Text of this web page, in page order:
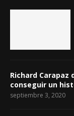
Richard
conseguir un
septiembre 3, 2020